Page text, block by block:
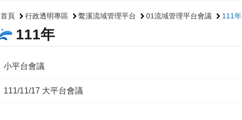
首頁 行政透明專區 鱉溪流域管理平台 01流域管理平台會議 111年
111年
小平台會議
111/11/17 大平台會議